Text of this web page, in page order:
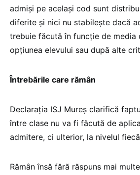
admiși pe același cod sunt
diferite și nici nu stabilește dacă
trebuie făcută în funcție de media
opțiunea elevului sau după alte
Întrebările care rămân
Declarația ISJ Mureș clarifică
între clase nu va fi făcută de
admitere, ci ulterior, la nivelul
Rămân însă fără răspuns mai